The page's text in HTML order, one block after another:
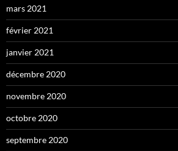
mars 2021
février 2021
janvier 2021
décembre 2020
novembre 2020
octobre 2020
septembre 2020